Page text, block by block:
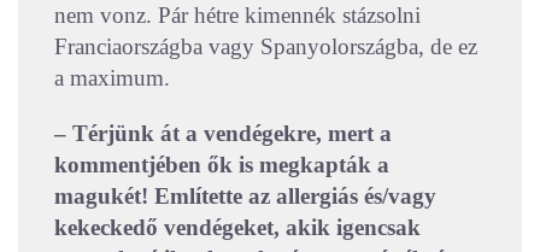
nem vonz. Pár hétre kimennék stázsolni
Franciaországba vagy Spanyolországba, de ez
a maximum.
– Térjünk át a vendégekre, mert a
kommentjében ők is megkapták a
magukét! Említette az allergiás és/vagy
kekeckedő vendégeket, akik igencsak